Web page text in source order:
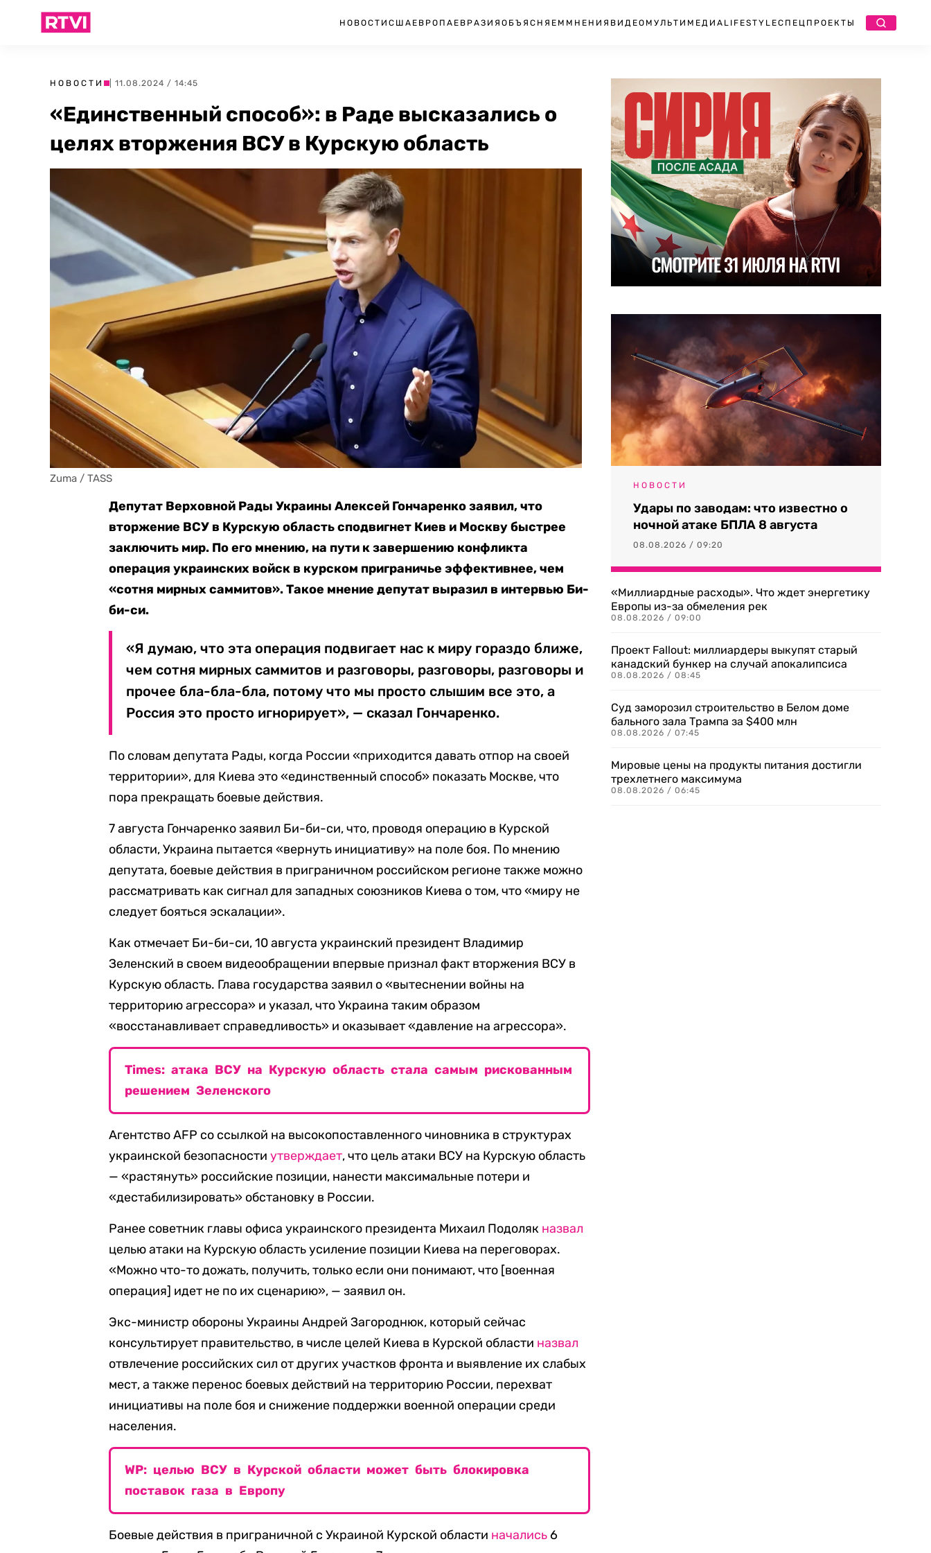
НОВОСТИ США ЕВРОПА ЕВРАЗИЯ ОБЪЯСНЯЕМ МНЕНИЯ ВИДЕО МУЛЬТИМЕДИА LIFESTYLEСПЕЦПРОЕКТЫ
НОВОСТИ | 11.08.2024 / 14:45
«Единственный способ»: в Раде высказались о
целях вторжения ВСУ в Курскую область
Zuma / TASS
Депутат Верховной Рады Украины Алексей Гончаренко заявил, что
вторжение ВСУ в Курскую область сподвигнет Киев и Москву быстрее
заключить мир. По его мнению, на пути к завершению конфликта
операция украинских войск в курском приграничье эффективнее, чем
«сотня мирных саммитов». Такое мнение депутат выразил в интервью Би-
би-си.
«Я думаю, что эта операция подвигает нас к миру гораздо ближе,
чем сотня мирных саммитов и разговоры, разговоры, разговоры и
прочее бла-бла-бла, потому что мы просто слышим все это, а
Россия это просто игнорирует», — сказал Гончаренко.
По словам депутата Рады, когда России «приходится давать отпор на своей
территории», для Киева это «единственный способ» показать Москве, что
пора прекращать боевые действия.
7 августа Гончаренко заявил Би-би-си, что, проводя операцию в Курской
области, Украина пытается «вернуть инициативу» на поле боя. По мнению
депутата, боевые действия в приграничном российском регионе также можно
рассматривать как сигнал для западных союзников Киева о том, что «миру не
следует бояться эскалации».
Как отмечает Би-би-си, 10 августа украинский президент Владимир
Зеленский в своем видеообращении впервые признал факт вторжения ВСУ в
Курскую область. Глава государства заявил о «вытеснении войны на
территорию агрессора» и указал, что Украина таким образом
«восстанавливает справедливость» и оказывает «давление на агрессора».
Times: атака ВСУ на Курскую область стала самым рискованным
решением Зеленского
Агентство AFP со ссылкой на высокопоставленного чиновника в структурах
украинской безопасностиутверждает, что цель атаки ВСУ на Курскую область
— «растянуть» российские позиции, нанести максимальные потери и
«дестабилизировать» обстановку в России.
Ранее советник главы офиса украинского президента Михаил Подоляк назвал
целью атаки на Курскую область усиление позиции Киева на переговорах.
«Можно что-то дожать, получить, только если они понимают, что [военная
операция] идет не по их сценарию», — заявил он.
Экс-министр обороны Украины Андрей Загороднюк, который сейчас
консультирует правительство, в числе целей Киева в Курской области назвал
отвлечение российских сил от других участков фронта и выявление их слабых
мест, а также перенос боевых действий на территорию России, перехват
инициативы на поле боя и снижение поддержки военной операции среди
населения.
WP: целью ВСУ в Курской области может быть блокировка
поставок газа в Европу
Боевые действия в приграничной с Украиной Курской области начались 6
НОВОСТИ
Удары по заводам: что известно о
ночной атаке БПЛА 8 августа
08.08.2026 / 09:20
«Миллиардные расходы». Что ждет энергетику
Европы из-за обмеления рек
08.08.2026 / 09:00
Проект Fallout: миллиардеры выкупят старый
канадский бункер на случай апокалипсиса
08.08.2026 / 08:45
Суд заморозил строительство в Белом доме
бального зала Трампа за $400 млн
08.08.2026 / 07:45
Мировые цены на продукты питания достигли
трехлетнего максимума
08.08.2026 / 06:45